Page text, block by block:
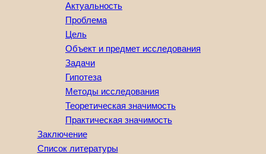
Актуальность
Проблема
Цель
Объект и предмет исследования
Задачи
Гипотеза
Методы исследования
Теоретическая значимость
Практическая значимость
Заключение
Список литературы